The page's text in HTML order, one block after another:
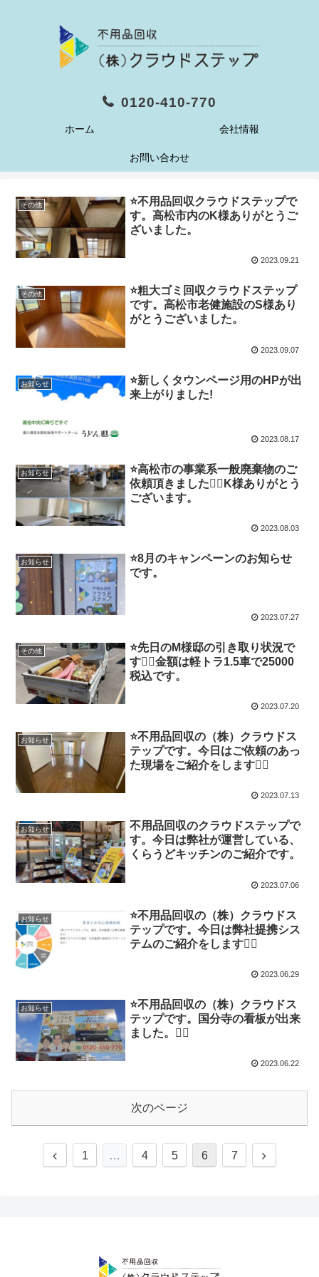
0120-410-770
ホーム 会社情報
お問い合わせ
その他
⭐️不用品回収クラウドステップで
す。高松市内のK様ありがとうご
ざいました。
2023.09.21
その他
⭐️粗大ゴミ回収クラウドステップ
です。高松市老健施設のS様あり
がとうございました。
2023.09.07
お知らせ
⭐️新しくタウンページ用のHPが出
来上がりました!
2023.08.17
お知らせ
⭐️高松市の事業系一般廃棄物のご
依頼頂きました🙇‍♀️K様ありがとう
ございます。
2023.08.03
お知らせ
⭐️8月のキャンペーンのお知らせ
です。
2023.07.27
その他
⭐️先日のM様邸の引き取り状況で
す🙇‍♀️金額は軽トラ1.5車で25000
税込です。
2023.07.20
お知らせ
⭐️不用品回収の（株）クラウドス
テップです。今日はご依頼のあっ
た現場をご紹介をします🙇‍♀️
2023.07.13
お知らせ
不用品回収のクラウドステップで
す。今日は弊社が運営している、
くらうどキッチンのご紹介です。
2023.07.06
お知らせ
⭐️不用品回収の（株）クラウドス
テップです。今日は弊社提携シス
テムのご紹介をします🙇‍♀️
2023.06.29
お知らせ
⭐️不用品回収の（株）クラウドス
テップです。国分寺の看板が出来
ました。🙇‍♀️
2023.06.22
次のページ
1 … 4 5 6 7